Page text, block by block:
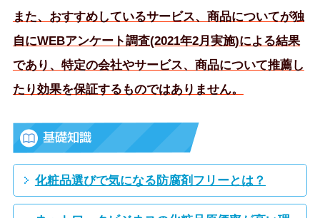
また、おすすめしているサービス、商品についてが独
自にWEBアンケート調査(2021年2月実施)による結果
であり、特定の会社やサービス、商品について推薦し
たり効果を保証するものではありません。
化粧品選びで気になる防腐剤フリーとは？